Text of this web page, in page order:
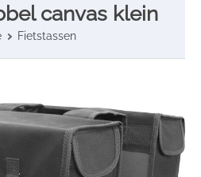
canvas klein
Fietstassen